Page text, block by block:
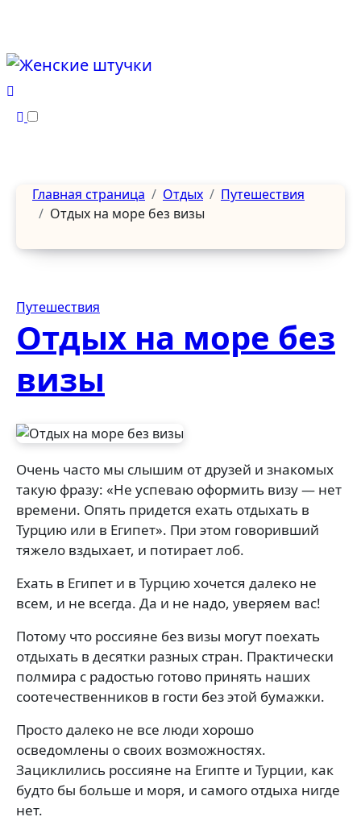
Главная страница Отдых
Путешествия
Отдых на море без визы
Путешествия
Отдых на море без
визы
Очень часто мы слышим от друзей и знакомых
такую фразу: «Не успеваю оформить визу — нет
времени. Опять придется ехать отдыхать в
Турцию или в Египет». При этом говоривший
тяжело вздыхает, и потирает лоб.
Ехать в Египет и в Турцию хочется далеко не
всем, и не всегда. Да и не надо, уверяем вас!
Потому что россияне без визы могут поехать
отдыхать в десятки разных стран. Практически
полмира с радостью готово принять наших
соотечественников в гости без этой бумажки.
Просто далеко не все люди хорошо
осведомлены о своих возможностях.
Зациклились россияне на Египте и Турции, как
будто бы больше и моря, и самого отдыха нигде
нет.